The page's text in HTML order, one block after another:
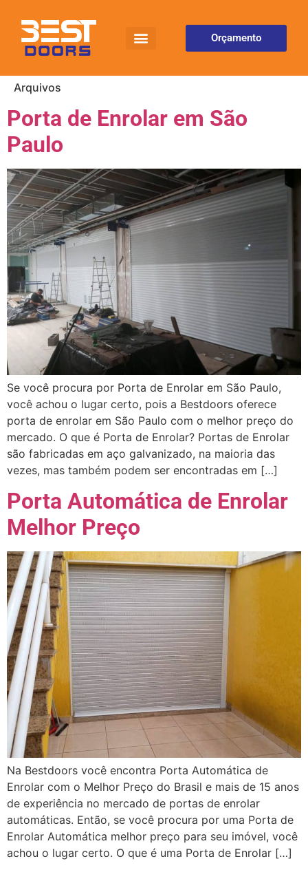
Orçamento
Arquivos
Porta de Enrolar em São
Paulo
Se você procura por Porta de Enrolar em São Paulo,
você achou o lugar certo, pois a Bestdoors oferece
porta de enrolar em São Paulo com o melhor preço do
mercado. O que é Porta de Enrolar? Portas de Enrolar
são fabricadas em aço galvanizado, na maioria das
vezes, mas também podem ser encontradas em […]
Porta Automática de Enrolar
Melhor Preço
Na Bestdoors você encontra Porta Automática de
Enrolar com o Melhor Preço do Brasil e mais de 15 anos
de experiência no mercado de portas de enrolar
automáticas. Então, se você procura por uma Porta de
Enrolar Automática melhor preço para seu imóvel, você
achou o lugar certo. O que é uma Porta de Enrolar […]